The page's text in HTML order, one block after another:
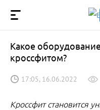
Какое
кроссфитом?
17:05, 16.06.2022
Кроссфит становится